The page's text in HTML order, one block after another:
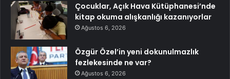
Çocuklar, Açık Hava Kütüphanesi’nde
kitap okuma alışkanlığı kazanıyorlar
Ağustos 6, 2026
Özgür Özel’in yeni dokunulmazlık
fezlekesinde ne var?
Ağustos 6, 2026